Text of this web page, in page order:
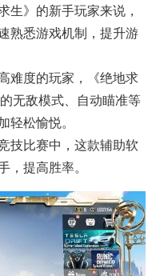
生》的新手玩家来说，
熟悉游戏机制，提升游
难度的玩家，《绝地求
无敌模式、自动瞄准等
松愉悦。
技比赛中，这款辅助软
提高胜率。